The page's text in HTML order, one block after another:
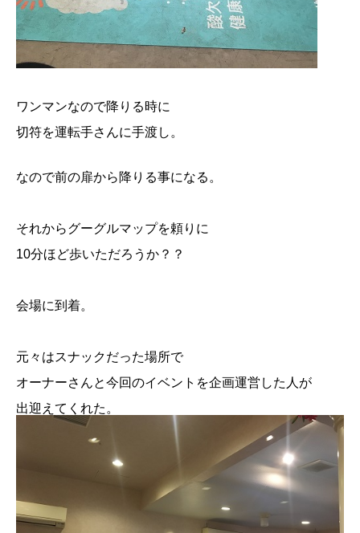
ワンマンなので降りる時に
切符を運転手さんに手渡し。
なので前の扉から降りる事になる。
それからグーグルマップを頼りに
10分ほど歩いただろうか？？
会場に到着。
元々はスナックだった場所で
オーナーさんと今回のイベントを企画運営した人が
出迎えてくれた。